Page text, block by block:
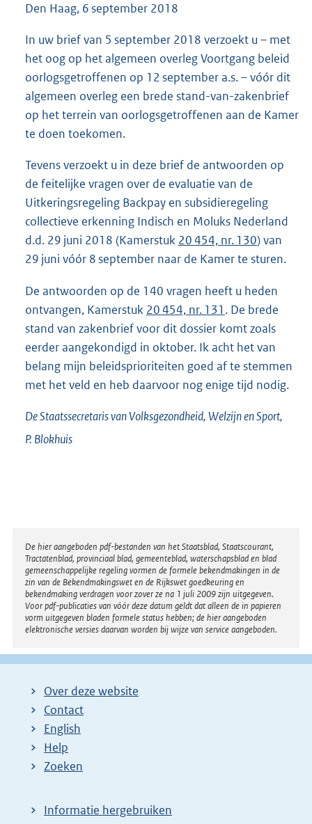
Den Haag, 6 september 2018
In uw brief van 5 september 2018 verzoekt u – met
het oog op het algemeen overleg Voortgang beleid
oorlogsgetroffenen op 12 september a.s. – vóór dit
algemeen overleg een brede stand-van-zakenbrief
op het terrein van oorlogsgetroffenen aan de Kamer
te doen toekomen.
Tevens verzoekt u in deze brief de antwoorden op
de feitelijke vragen over de evaluatie van de
Uitkeringsregeling Backpay en subsidieregeling
collectieve erkenning Indisch en Moluks Nederland
d.d. 29 juni 2018 (Kamerstuk 20 454, nr. 130) van
29 juni vóór 8 september naar de Kamer te sturen.
De antwoorden op de 140 vragen heeft u heden
ontvangen, Kamerstuk 20 454, nr. 131 . De brede
stand van zakenbrief voor dit dossier komt zoals
eerder aangekondigd in oktober. Ik acht het van
belang mijn beleidsprioriteiten goed af te stemmen
met het veld en heb daarvoor nog enige tijd nodig.
De Staatssecretaris van Volksgezondheid, Welzijn en Sport,
P. Blokhuis
Disclaimer
De hier aangeboden pdf-bestanden van het Staatsblad, Staatscourant,
Tractatenblad, provinciaal blad, gemeenteblad, waterschapsblad en blad
gemeenschappelijke regeling vormen de formele bekendmakingen in de
zin van de Bekendmakingswet en de Rijkswet goedkeuring en
bekendmaking verdragen voor zover ze na 1 juli 2009 zijn uitgegeven.
Voor pdf-publicaties van vóór deze datum geldt dat alleen de in papieren
vorm uitgegeven bladen formele status hebben; de hier aangeboden
elektronische versies daarvan worden bij wijze van service aangeboden.
Over deze website
Contact
English
Help
Zoeken
Informatie hergebruiken